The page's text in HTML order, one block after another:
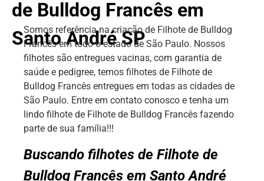
de Bulldog Francês em
Santo André SP
Somos referência na criação de Filhote de Bulldog
Francês em todo o estado de São Paulo. Nossos
filhotes são entregues vacinas, com garantia de
saúde e pedigree, temos filhotes de Filhote de
Bulldog Francês entregues em todas as cidades de
São Paulo. Entre em contato conosco e tenha um
lindo filhote de Filhote de Bulldog Francês fazendo
parte de sua família!!!
Buscando filhotes de Filhote de
Bulldog Francês em Santo André